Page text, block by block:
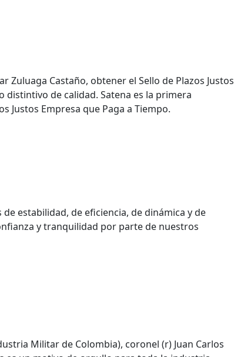
Zuluaga Castaño, obtener el Sello de Plazos Justos
de calidad. Satena es la primera
Justos Empresa que Paga a Tiempo.
estabilidad, de eficiencia, de dinámica y de
y tranquilidad por parte de nuestros
Militar de Colombia), coronel (r) Juan Carlos